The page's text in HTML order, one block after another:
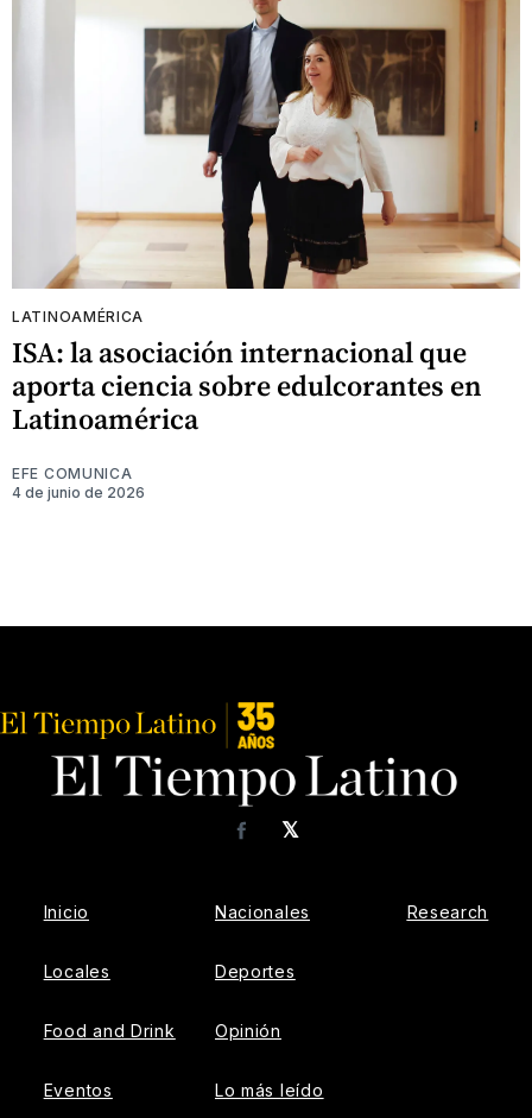
LATINOAMÉRICA
ISA: la asociación internacional que
aporta ciencia sobre edulcorantes en
Latinoamérica
EFE COMUNICA
4 de junio de 2026
𝕏
Facebook
Inicio
Locales
Food and Drink
Eventos
Nacionales
Deportes
Opinión
Lo más leído
Research